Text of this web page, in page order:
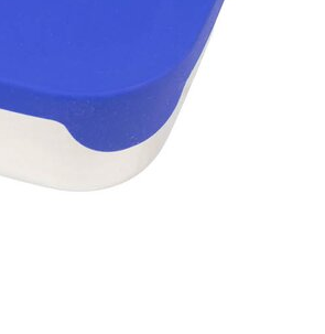
Linderud
vei 38, 0594 Oslo
10-21
Jæren - M44